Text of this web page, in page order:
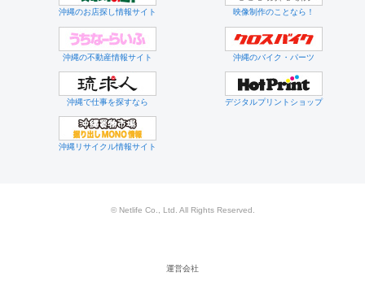
沖縄のお店探し情報サイト 映像制作のことなら！
沖縄の不動産情報サイト 沖縄のバイク・パーツ
沖縄で仕事を探すなら デジタルプリントショップ
沖縄リサイクル情報サイト
© Netlife Co., Ltd. All Rights Reserved.
運営会社